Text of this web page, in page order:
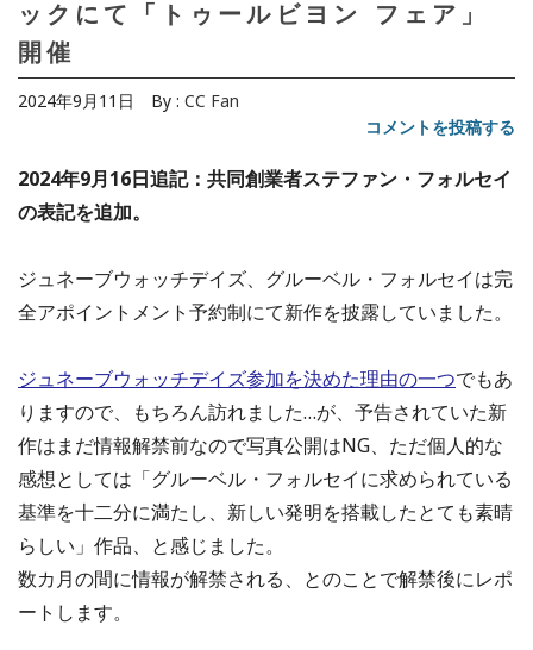
ックにて「トゥールビヨン フェア」
開催
2024年9月11日 By : CC Fan
コメントを投稿する
2024年9月16日追記：共同創業者ステファン・フォルセイ
の表記を追加。
ジュネーブウォッチデイズ、グルーベル・フォルセイは完
全アポイントメント予約制にて新作を披露していました。
ジュネーブウォッチデイズ参加を決めた理由の一つでもあ
りますので、もちろん訪れました…が、予告されていた新
作はまだ情報解禁前なので写真公開はNG、ただ個人的な
感想としては「グルーベル・フォルセイに求められている
基準を十二分に満たし、新しい発明を搭載したとても素晴
らしい」作品、と感じました。
数カ月の間に情報が解禁される、とのことで解禁後にレポ
ートします。